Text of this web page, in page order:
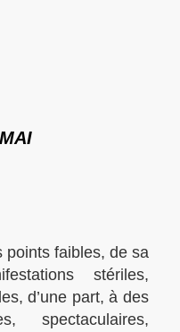
points faibles, de sa
stériles,
d’une part, à des
spectaculaires,